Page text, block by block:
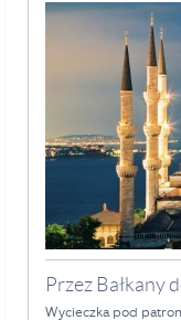
Przez Bałkany
Wycieczka pod